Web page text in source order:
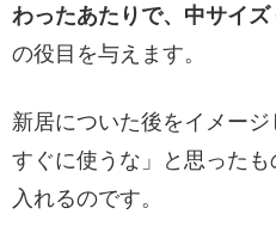
わったあたりで、中サイ
の役目を与えます。
新居についた後をイメー
すぐに使うな」と思った
入れるのです。